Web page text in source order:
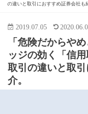
の違いと取引におすすめ証券会社も
2019.07.05
「危険だからや
ッジの効く「信
取引の違いと取
介。